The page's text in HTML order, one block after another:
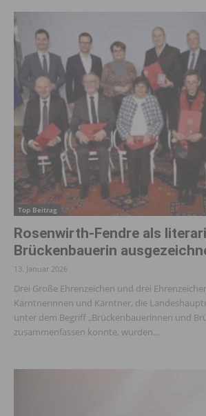
Top Beitrag
Rosenwirth-Fendre als
Brückenbauerin
13. Januar 2026
Drei Große Ehrenzeichen und drei
Kärntnerinnen und Kärntner, die
unter dem Begriff „Brückenbauerinnen und
zusammenfassen konnte, wurden...